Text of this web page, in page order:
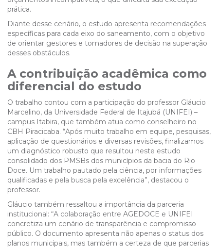
prática.
Diante desse cenário, o estudo apresenta recomendações
específicas para cada eixo do saneamento, com o objetivo
de orientar gestores e tomadores de decisão na superação
desses obstáculos.
A contribuição acadêmica como
diferencial do estudo
O trabalho contou com a participação do professor Gláucio
Marcelino, da Universidade Federal de Itajubá (UNIFEI) –
campus Itabira, que também atua como conselheiro no
CBH Piracicaba. “Após muito trabalho em equipe, pesquisas,
aplicação de questionários e diversas revisões, finalizamos
um diagnóstico robusto que resultou neste estudo
consolidado dos PMSBs dos municípios da bacia do Rio
Doce. Um trabalho pautado pela ciência, por informações
qualificadas e pela busca pela excelência”, destacou o
professor.
Gláucio também ressaltou a importância da parceria
institucional: “A colaboração entre AGEDOCE e UNIFEI
concretiza um cenário de transparência e compromisso
público. O documento apresenta não apenas o status dos
planos municipais, mas também a certeza de que parcerias